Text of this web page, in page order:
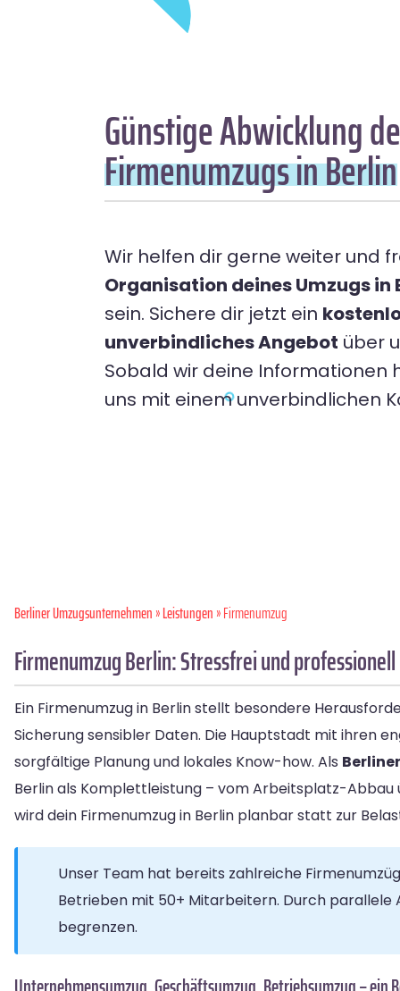
Günstige Abwicklung
Firmenumzugs in Berlin
Wir helfen dir gerne weiter und
Organisation deines Umzugs
sein. Sichere dir jetzt ein
unverbindliches Angebot über
Sobald wir deine Informationen
uns mit einem unverbindlichen
Berliner Umzugsunternehmen»Leistungen» Firmenumzug
Firmenumzug Berlin: Stressfrei und
Ein Firmenumzug in Berlin stellt besondere
Sicherung sensibler Daten. Die Hauptstadt mit ihren
sorgfältige Planung und lokales Know-how. Als
Berlin als Komplettleistung – vom Arbeitsplatz-Abbau
wird dein Firmenumzug in Berlin planbar statt zur
Unser Team hat bereits zahlreiche
Betrieben mit 50+ Mitarbeitern. Durch parallele
begrenzen.